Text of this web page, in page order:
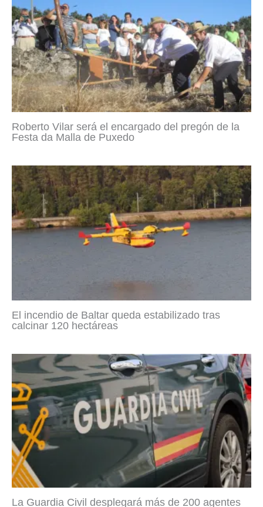
Roberto Vilar será el encargado del pregón de la
Festa da Malla de Puxedo
El incendio de Baltar queda estabilizado tras
calcinar 120 hectáreas
La Guardia Civil desplegará más de 200 agentes